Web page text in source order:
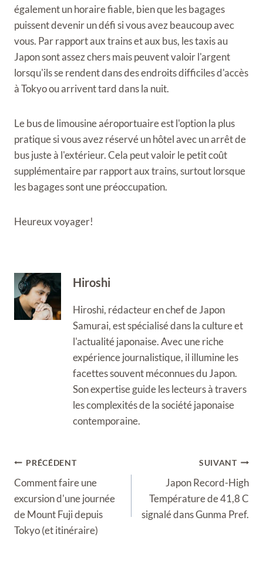
également un horaire fiable, bien que les bagages
puissent devenir un défi si vous avez beaucoup avec
vous. Par rapport aux trains et aux bus, les taxis au
Japon sont assez chers mais peuvent valoir l'argent
lorsqu'ils se rendent dans des endroits difficiles d'accès
à Tokyo ou arrivent tard dans la nuit.
Le bus de limousine aéroportuaire est l'option la plus
pratique si vous avez réservé un hôtel avec un arrêt de
bus juste à l'extérieur. Cela peut valoir le petit coût
supplémentaire par rapport aux trains, surtout lorsque
les bagages sont une préoccupation.
Heureux voyager!
Hiroshi
Hiroshi, rédacteur en chef de Japon
Samurai, est spécialisé dans la culture et
l'actualité japonaise. Avec une riche
expérience journalistique, il illumine les
facettes souvent méconnues du Japon.
Son expertise guide les lecteurs à travers
les complexités de la société japonaise
contemporaine.
Navigation
de
l’article
PRÉCÉDENT
Comment faire une
excursion d'une journée
de Mount Fuji depuis
Tokyo (et itinéraire)
SUIVANT
Japon Record-High
Température de 41,8 C
signalé dans Gunma Pref.